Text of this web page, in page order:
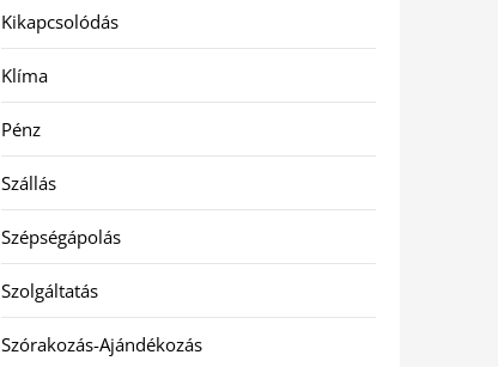
Kikapcsolódás
Klíma
Pénz
Szállás
Szépségápolás
Szolgáltatás
Szórakozás-Ajándékozás